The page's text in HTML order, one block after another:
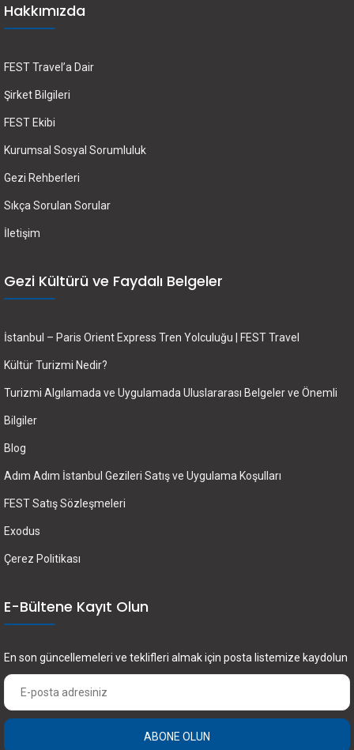
Hakkımızda
FEST Travel’a Dair
Şirket Bilgileri
FEST Ekibi
Kurumsal Sosyal Sorumluluk
Gezi Rehberleri
Sıkça Sorulan Sorular
İletişim
Gezi Kültürü ve Faydalı Belgeler
İstanbul – Paris Orient Express Tren Yolculuğu | FEST Travel
Kültür Turizmi Nedir?
Turizmi Algılamada ve Uygulamada Uluslararası Belgeler ve Önemli
Bilgiler
Blog
Adım Adım İstanbul Gezileri Satış ve Uygulama Koşulları
FEST Satış Sözleşmeleri
Exodus
Çerez Politikası
E-Bültene Kayıt Olun
En son güncellemeleri ve teklifleri almak için posta listemize kaydolun
ABONE OLUN